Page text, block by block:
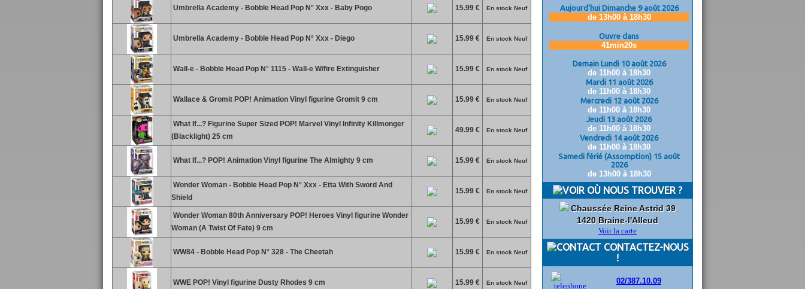
Umbrella Academy - Bobble Head Pop N° Xxx - Baby Pogo 15.99 € En stock Neuf
Umbrella Academy - Bobble Head Pop N° Xxx - Diego 15.99 € En stock Neuf
Wall-e - Bobble Head Pop N° 1115 - Wall-e W/fire Extinguisher 15.99 € En stock Neuf
Wallace & Gromit POP! Animation Vinyl figurine Gromit 9 cm 15.99 € En stock Neuf
What If...? Figurine Super Sized POP! Marvel Vinyl Infinity Killmonger
(Blacklight) 25 cm
49.99 € En stock Neuf
What If...? POP! Animation Vinyl figurine The Almighty 9 cm 15.99 € En stock Neuf
Wonder Woman - Bobble Head Pop N° Xxx - Etta With Sword And
Shield
15.99 € En stock Neuf
Wonder Woman 80th Anniversary POP! Heroes Vinyl figurine Wonder
Woman (A Twist Of Fate) 9 cm
15.99 € En stock Neuf
WW84 - Bobble Head Pop N° 328 - The Cheetah 15.99 € En stock Neuf
WWE POP! Vinyl figurine Dusty Rhodes 9 cm 15.99 € En stock Neuf
Aujourd'hui Dimanche 9 août 2026
de 13h00 à 18h30
Ouvre dans
41min19s
Demain Lundi 10 août 2026
de 11h00 à 18h30
Mardi 11 août 2026
de 11h00 à 18h30
Mercredi 12 août 2026
de 11h00 à 18h30
Jeudi 13 août 2026
de 11h00 à 18h30
Vendredi 14 août 2026
de 11h00 à 18h30
Samedi férié (Assomption) 15 août
2026
de 13h00 à 18h30
OÙ NOUS TROUVER ?
Chaussée Reine Astrid 39
1420 Braine-l'Alleud
Voir la carte
CONTACTEZ-NOUS
!
02/387.10.09